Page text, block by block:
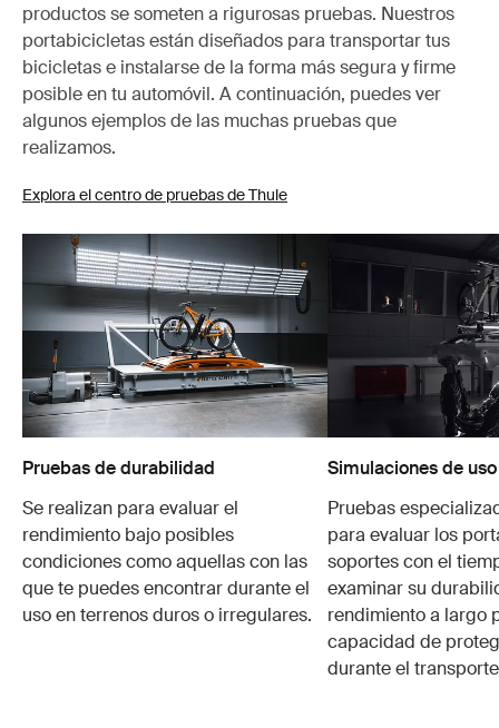
productos se someten a rigurosas pruebas. Nuestros
portabicicletas están diseñados para transportar tus
bicicletas e instalarse de la forma más segura y firme
posible en tu automóvil. A continuación, puedes ver
algunos ejemplos de las muchas pruebas que
realizamos.
Explora el centro de pruebas de Thule
Pruebas de durabilidad
Se realizan para evaluar el
rendimiento bajo posibles
condiciones como aquellas con las
que te puedes encontrar durante el
uso en terrenos duros o irregulares.
Simulaciones de
Pruebas
para evaluar los
soportes con el
examinar su
rendimiento a largo
capacidad de
durante el